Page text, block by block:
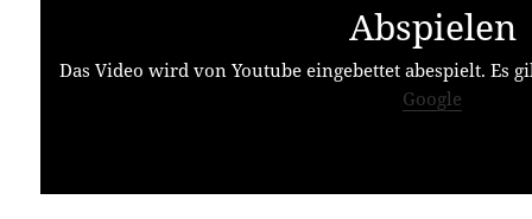
Abspielen
Das Video wird von Youtube eingebettet abespielt. Es
Google